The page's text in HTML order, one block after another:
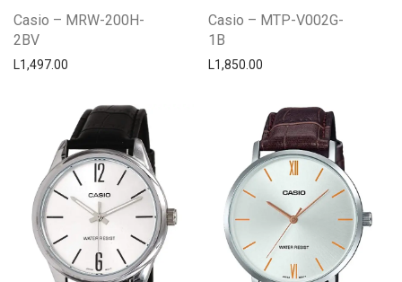
Casio – MRW-200H-
2BV
L1,497.00
Casio – MTP-V002G-
1B
L1,850.00